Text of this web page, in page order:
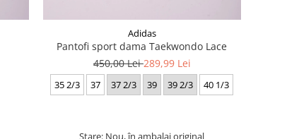
Adidas
Pantofi sport dama Taekwondo Lace
450,00 Lei289,99 Lei
35 2/3 37 37 2/3 39 39 2/3 40 1/3